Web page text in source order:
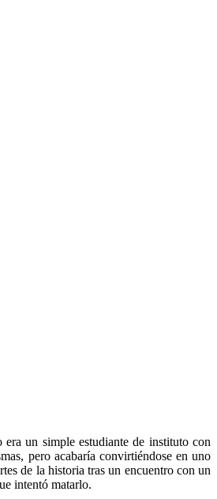
era un simple estudiante de instituto con
pero acabaría convirtiéndose en uno
de la historia tras un encuentro con un
intentó matarlo.